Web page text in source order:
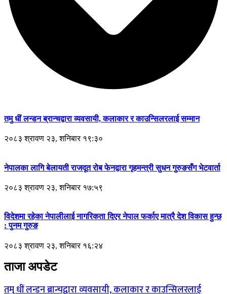
तमु धीं लन्डन ब्रान्चद्वारा व्यवसायी, कलाकार र काउन्सिलरलाई सम्मान
२०८३ श्रावण २३, शनिबार १९:३०
नेपालका लागि बेलायती राजदूत रोब फेनद्वारा गृहमन्त्री सुधन गुरुङसँग भेटवार्ता
२०८३ श्रावण २३, शनिबार १७:५९
विदेशमा रहेका नेपालीलाई नागरिकता दिएर नेपाल फर्काए मात्रै देश विकास हुन्छ
: पुनम गुरुङ
२०८३ श्रावण २३, शनिबार १६:२४
ताजा अपडेट
तमु धीं लन्डन ब्रान्चद्वारा व्यवसायी, कलाकार र काउन्सिलरलाई